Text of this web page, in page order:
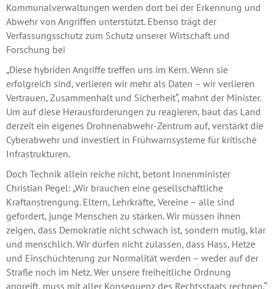
Kommunalverwaltungen werden dort bei der Erkennung und
Abwehr von Angriffen unterstützt. Ebenso trägt der
Verfassungsschutz zum Schutz unserer Wirtschaft und
Forschung bei
„Diese hybriden Angriffe treffen uns im Kern. Wenn sie
erfolgreich sind, verlieren wir mehr als Daten – wir verlieren
Vertrauen, Zusammenhalt und Sicherheit“, mahnt der Minister.
Um auf diese Herausforderungen zu reagieren, baut das Land
derzeit ein eigenes Drohnenabwehr-Zentrum auf, verstärkt die
Cyberabwehr und investiert in Frühwarnsysteme für kritische
Infrastrukturen.
Doch Technik allein reiche nicht, betont Innenminister
Christian Pegel: „Wir brauchen eine gesellschaftliche
Kraftanstrengung. Eltern, Lehrkräfte, Vereine – alle sind
gefordert, junge Menschen zu stärken. Wir müssen ihnen
zeigen, dass Demokratie nicht schwach ist, sondern mutig, klar
und menschlich. Wir dürfen nicht zulassen, dass Hass, Hetze
und Einschüchterung zur Normalität werden – weder auf der
Straße noch im Netz. Wer unsere freiheitliche Ordnung
angreift, muss mit aller Konsequenz des Rechtsstaats rechnen.“